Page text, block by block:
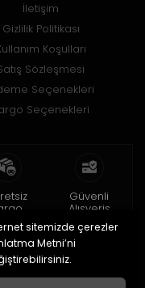
İletişim
Gizlilik Politikası
Koşulları
Sözleşmesi
Seçenekleri
Seçenekleri
ve üzeri
Güvenli
Alışveriş
256bit SSL ile
sitemizde çerezler
Metni’ni